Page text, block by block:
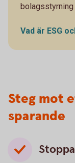
bolagsstyrning
Vad är ESG
Steg mot
sparande